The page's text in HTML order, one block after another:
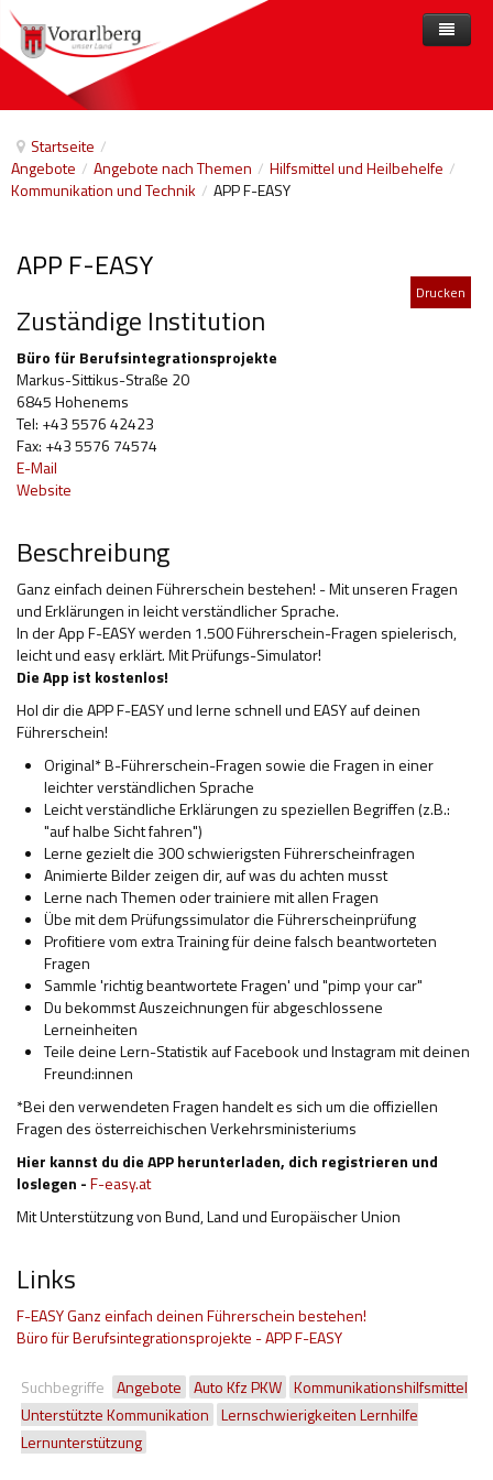
Startseite /
Angebote / Angebote nach Themen / Hilfsmittel und Heilbehelfe /
Kommunikation und Technik / APP F-EASY
APP F-EASY
Drucken
Zuständige Institution
Büro für Berufsintegrationsprojekte
Markus-Sittikus-Straße 20
6845 Hohenems
Tel: +43 5576 42423
Fax: +43 5576 74574
E-Mail
Website
Beschreibung
Ganz einfach deinen Führerschein bestehen! - Mit unseren Fragen
und Erklärungen in leicht verständlicher Sprache.
In der App F-EASY werden 1.500 Führerschein-Fragen spielerisch,
leicht und easy erklärt. Mit Prüfungs-Simulator!
Die App ist kostenlos!
Hol dir die APP F-EASY und lerne schnell und EASY auf deinen
Führerschein!
Original* B-Führerschein-Fragen sowie die Fragen in einer
leichter verständlichen Sprache
Leicht verständliche Erklärungen zu speziellen Begriffen (z.B.:
"auf halbe Sicht fahren")
Lerne gezielt die 300 schwierigsten Führerscheinfragen
Animierte Bilder zeigen dir, auf was du achten musst
Lerne nach Themen oder trainiere mit allen Fragen
Übe mit dem Prüfungssimulator die Führerscheinprüfung
Profitiere vom extra Training für deine falsch beantworteten
Fragen
Sammle 'richtig beantwortete Fragen' und "pimp your car"
Du bekommst Auszeichnungen für abgeschlossene
Lerneinheiten
Teile deine Lern-Statistik auf Facebook und Instagram mit deinen
Freund:innen
*Bei den verwendeten Fragen handelt es sich um die offiziellen
Fragen des österreichischen Verkehrsministeriums
Hier kannst du die APP herunterladen, dich registrieren und
loslegen -F-easy.at
Mit Unterstützung von Bund, Land und Europäischer Union
Links
F-EASY Ganz einfach deinen Führerschein bestehen!
Büro für Berufsintegrationsprojekte - APP F-EASY
Suchbegriffe Angebote Auto Kfz PKW Kommunikationshilfsmittel
Unterstützte Kommunikation Lernschwierigkeiten Lernhilfe
Lernunterstützung
Home
Angebote nach Themen
Barrierefreiheit
Freizeit
Gesetze und Verordnungen
Gesetzliche Vertretungen
Gesundheitliche Rehabilitation
Kindheit und Jugend
Selbsthilfe und Selbstvertretung
Pflege, Pflegende Angehörige
Unterstützung, Beratung, Assistenz
Wohnen
Anbieter
Veranstaltungen